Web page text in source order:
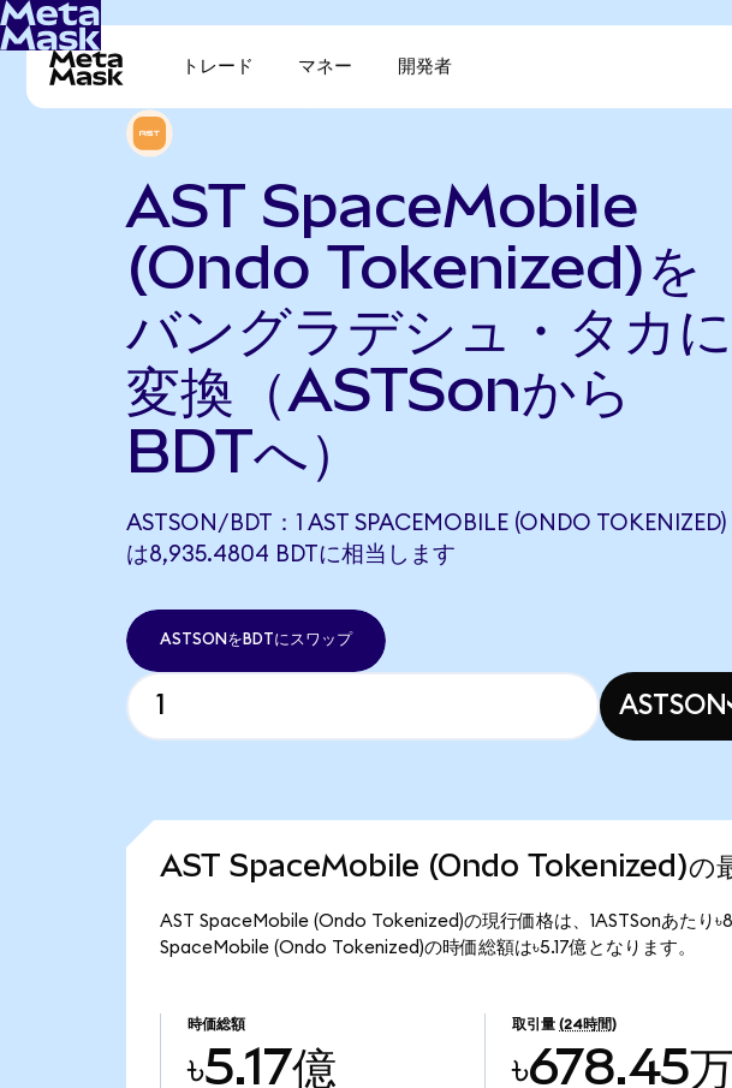
トレード マネー 開発者
AST SpaceMobile
(Ondo Tokenized)を
バングラデシュ・タカに
変換（ASTSonから
BDTへ）
ASTSON/BDT：1 AST SPACEMOBILE (ONDO TOKENIZED)
は8,935.4804 BDTに相当します
ASTSONをBDTにスワップ
ASTSON
AST SpaceMobile (Ondo Tokenized)の最
AST SpaceMobile (Ondo Tokenized)の現行価格は、1ASTSonあたり
SpaceMobile (Ondo Tokenized)の時価総額は৳5.17億となります。
時価総額
৳5.17億
取引量 (24時間)
৳678.45万